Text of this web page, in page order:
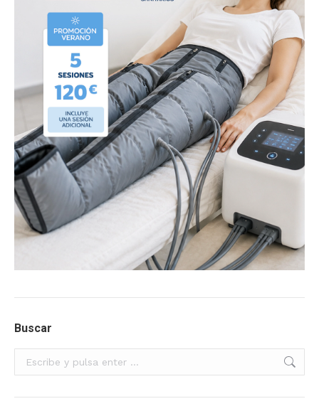
Buscar
Buscar: